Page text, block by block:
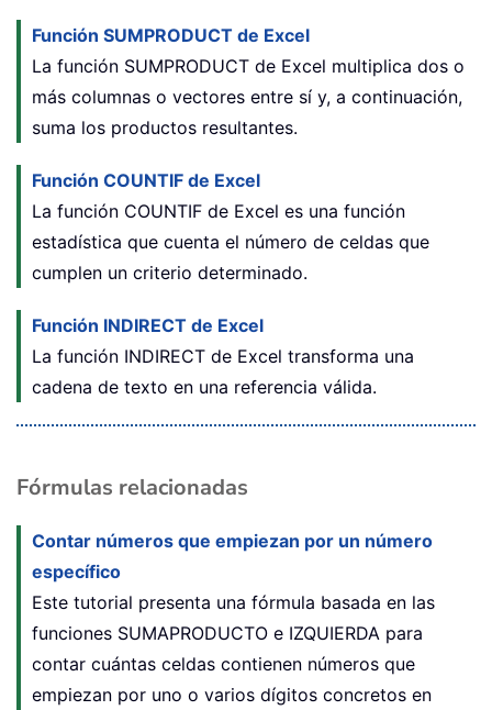
Función SUMPRODUCT de Excel
La función SUMPRODUCT de Excel multiplica dos o
más columnas o vectores entre sí y, a continuación,
suma los productos resultantes.
Función COUNTIF de Excel
La función COUNTIF de Excel es una función
estadística que cuenta el número de celdas que
cumplen un criterio determinado.
Función INDIRECT de Excel
La función INDIRECT de Excel transforma una
cadena de texto en una referencia válida.
Fórmulas relacionadas
Contar números que empiezan por un número
específico
Este tutorial presenta una fórmula basada en las
funciones SUMAPRODUCTO e IZQUIERDA para
contar cuántas celdas contienen números que
empiezan por uno o varios dígitos concretos en